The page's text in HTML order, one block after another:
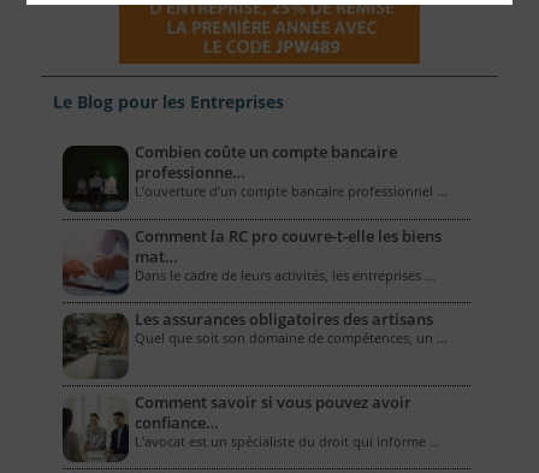
Le Blog pour les Entreprises
Combien coûte un compte bancaire
professionne…
L’ouverture d’un compte bancaire professionnel …
Comment la RC pro couvre-t-elle les biens
mat…
Dans le cadre de leurs activités, les entreprises …
Les assurances obligatoires des artisans
Quel que soit son domaine de compétences, un …
Comment savoir si vous pouvez avoir
confiance…
L'avocat est un spécialiste du droit qui informe …